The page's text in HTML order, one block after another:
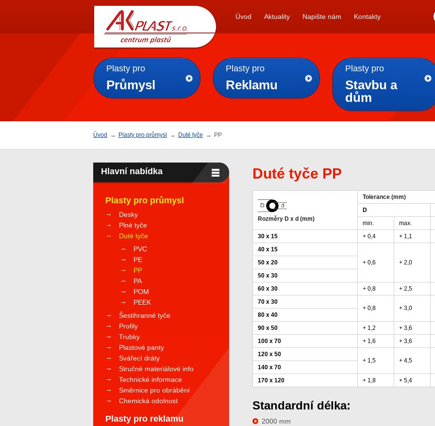
AKPLAST s.r.o.
Úvod Aktuality Napište nám Kontakty
Plasty pro
Průmysl
Plasty pro
Reklamu
Plasty pro
Stavbu a
dům
Úvod → Plasty pro průmysl → Duté tyče → PP
Duté tyče PP
Rozměry D x d (mm)
Tolerance (mm)
D
min.
max.
30 x 15
+ 0,4 + 1,1
40 x 15
+ 0,6
+ 2,0
50 x 20
50 x 30
60 x 30
+ 0,8 + 2,5
70 x 30
+ 0,8
+ 3,0
80 x 40
90 x 50
+ 1,2 + 3,6
100 x 70
+ 1,6 + 3,6
120 x 50
+ 1,5
+ 4,5
140 x 70
170 x 120
+ 1,8 + 5,4
Standardní délka:
2000 mm
Hlavní nabídka
Plasty pro průmysl
Desky
Plné tyče
Duté tyče
PVC
PE
PP
PA
POM
PEEK
Šestihranné tyče
Profily
Trubky
Plastové panty
Svářecí dráty
Stručné materiálové info
Technické informace
Směrnice pro obrábění
Chemická odolnost
Plasty pro reklamu